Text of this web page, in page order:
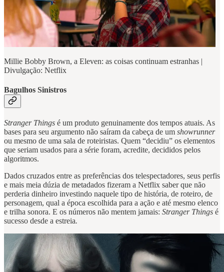
Millie Bobby Brown, a Eleven: as coisas continuam estranhas |
Divulgação: Netflix
Bagulhos Sinistros
Stranger Things é um produto genuinamente dos tempos atuais. As
bases para seu argumento não saíram da cabeça de um showrunner
ou mesmo de uma sala de roteiristas. Quem “decidiu” os elementos
que seriam usados para a série foram, acredite, decididos pelos
algoritmos.
Dados cruzados entre as preferências dos telespectadores, seus perfis
e mais meia dúzia de metadados fizeram a Netflix saber que não
perderia dinheiro investindo naquele tipo de história, de roteiro, de
personagem, qual a época escolhida para a ação e até mesmo elenco
e trilha sonora. E os números não mentem jamais: Stranger Things é
sucesso desde a estreia.